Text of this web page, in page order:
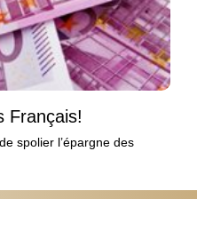
Français!
spolier l’épargne des